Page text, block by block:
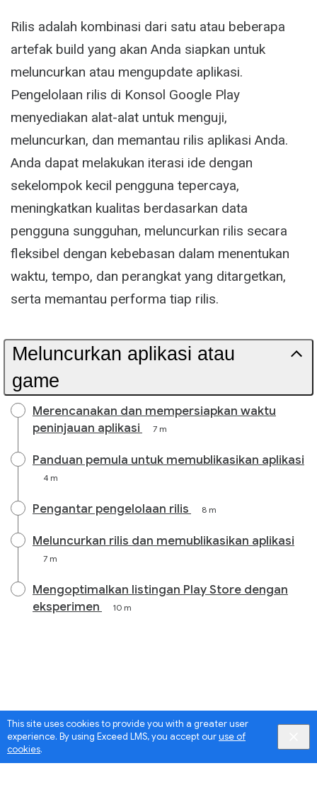
This site uses cookies to provide you with a greater user
experience. By using Exceed LMS, you accept ouruse of
cookies.
Rilis adalah kombinasi dari satu atau beberapa
artefak build yang akan Anda siapkan untuk
meluncurkan atau mengupdate aplikasi.
Pengelolaan rilis di Konsol Google Play
menyediakan alat-alat untuk menguji,
meluncurkan, dan memantau rilis aplikasi Anda.
Anda dapat melakukan iterasi ide dengan
sekelompok kecil pengguna tepercaya,
meningkatkan kualitas berdasarkan data
pengguna sungguhan, meluncurkan rilis secara
fleksibel dengan kebebasan dalam menentukan
waktu, tempo, dan perangkat yang ditargetkan,
serta memantau performa tiap rilis.
Meluncurkan aplikasi atau
game
Merencanakan dan mempersiapkan waktu
peninjauan aplikasi
7 m
Panduan pemula untuk memublikasikan aplikasi
4 m
Pengantar pengelolaan rilis 8 m
Meluncurkan rilis dan memublikasikan aplikasi
7 m
Mengoptimalkan listingan Play Store dengan
eksperimen
10 m